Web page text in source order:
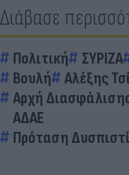
Διάβασε
Πολιτική ΣΥΡΙΖΑ
Βουλή
Αλέξης
Αρχή
ΑΔΑΕ
Πρόταση